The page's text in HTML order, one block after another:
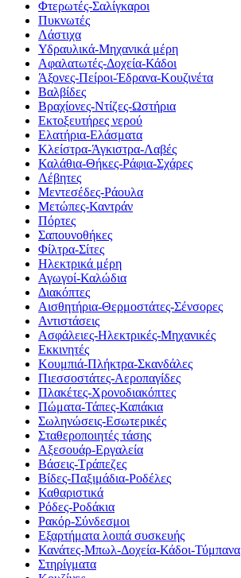
Φτερωτές-Σαλίγκαροι
Πυκνωτές
Λάστιχα
Υδραυλικά-Mηχανικά μέρη
Αφαλατωτές-Δοχεία-Κάδοι
Άξονες-Πείροι-Έδρανα-Κουζινέτα
Βαλβίδες
Βραχίονες-Ντίζες-Ωστήρια
Εκτοξευτήρες νερού
Ελατήρια-Ελάσματα
Κλείστρα-Άγκιστρα-Λαβές
Καλάθια-Θήκες-Ράφια-Σχάρες
Λέβητες
Μεντεσέδες-Ράουλα
Μετώπες-Καντράν
Πόρτες
Σαπουνοθήκες
Φίλτρα-Σίτες
Ηλεκτρικά μέρη
Αγωγοί-Καλώδια
Διακόπτες
Αισθητήρια-Θερμοστάτες-Σένσορες
Αντιστάσεις
Ασφάλειες-Ηλεκτρικές-Μηχανικές
Εκκινητές
Κουμπιά-Πλήκτρα-Σκανδάλες
Πιεσσοστάτες-Αεροπαγίδες
Πλακέτες-Χρονοδιακόπτες
Πώματα-Τάπες-Καπάκια
Σωληνώσεις-Εσωτερικές
Σταθεροποιητές τάσης
Αξεσουάρ-Εργαλεία
Βάσεις-Τράπεζες
Βίδες-Παξιμάδια-Ροδέλες
Καθαριστικά
Ρόδες-Ροδάκια
Ρακόρ-Σύνδεσμοι
Εξαρτήματα λοιπά συσκευής
Κανάτες-Μπωλ-Δοχεία-Κάδοι-Τύμπανα
Στηρίγματα